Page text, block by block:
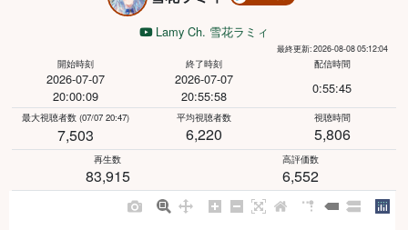
Lamy Ch. 雪花ラミィ
最終更新: 2026-08-08 05:12:04
開始時刻
2026-07-07
20:00:09
終了時刻
2026-07-07
20:55:58
配信時間
0:55:45
最大視聴者数 (07/07 20:47)
7,503
平均視聴者数
6,220
視聴時間
5,806
再生数
83,915
高評価数
6,552